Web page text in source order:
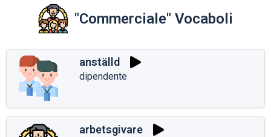
"Commerciale" Vocaboli
anställd
dipendente
arbetsgivare